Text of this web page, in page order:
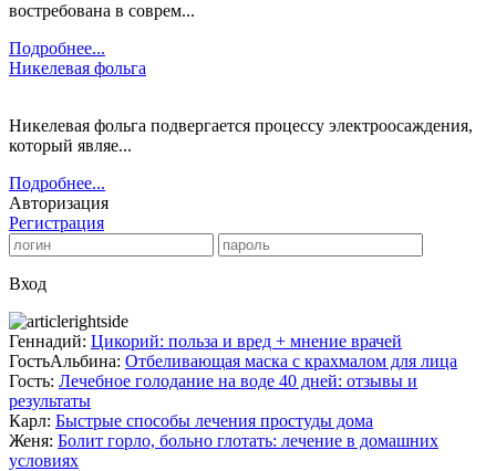
востребована в соврем...
Подробнее...
Никелевая фольга
Никелевая фольга подвергается процессу электроосаждения,
который являе...
Подробнее...
Авторизация
Регистрация
Вход
Геннадий: Цикорий: польза и вред + мнение врачей
ГостьАльбина: Отбеливающая маска с крахмалом для лица
Гость: Лечебное голодание на воде 40 дней: отзывы и
результаты
Карл: Быстрые способы лечения простуды дома
Женя: Болит горло, больно глотать: лечение в домашних
условиях